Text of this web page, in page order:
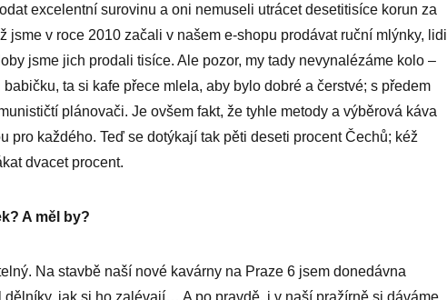
excelentní surovinu a oni nemuseli utrácet desetitisíce korun za
jsme v roce 2010 začali v našem e-shopu prodávat ruční mlýnky, lidi
jsme jich prodali tisíce. Ale pozor, my tady nevynalézáme kolo –
ta si kafe přece mlela, aby bylo dobré a čerstvé; s předem
plánovači. Je ovšem fakt, že tyhle metody a výběrová káva
pro každého. Teď se dotýkají tak pěti deseti procent Čechů; kéž
dvacet procent.
A měl by?
Na stavbě naší nové kavárny na Praze 6 jsem donedávna
jak si ho zalévají… A po pravdě, i v naší pražírně si dáváme